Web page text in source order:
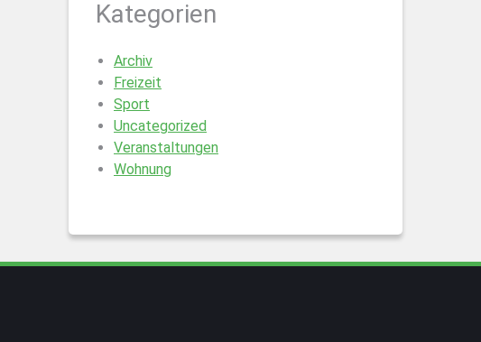
Kategorien
Archiv
Freizeit
Sport
Uncategorized
Veranstaltungen
Wohnung